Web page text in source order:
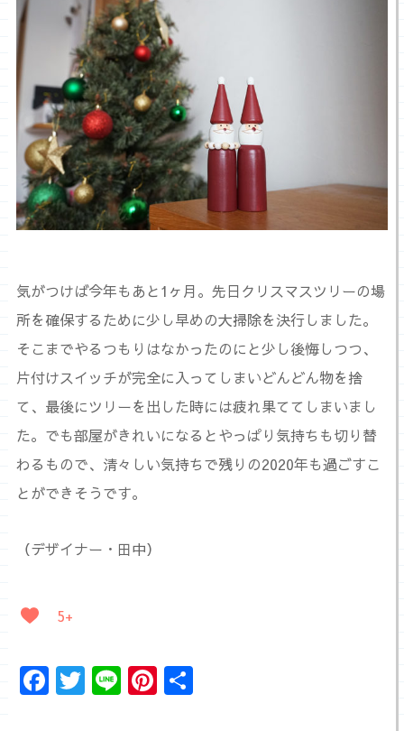
気がつけば今年もあと1ヶ月。先日クリスマスツリーの場
所を確保するために少し早めの大掃除を決行しました。
そこまでやるつもりはなかったのにと少し後悔しつつ、
片付けスイッチが完全に入ってしまいどんどん物を捨
て、最後にツリーを出した時には疲れ果ててしまいまし
た。でも部屋がきれいになるとやっぱり気持ちも切り替
わるもので、清々しい気持ちで残りの2020年も過ごすこ
とができそうです。
（デザイナー・田中）
5+
Facebook
Twitter
LinePinterest
共
有